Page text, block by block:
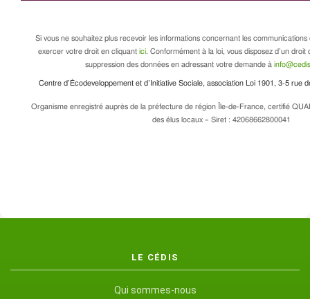
Si vous ne souhaitez plus recevoir les informations concernant les communications
exercer votre droit en cliquant ici. Conformément à la loi, vous disposez d’un droit
suppression des données en adressant votre demande à
Centre d’Écodeveloppement et d’Initiative Sociale, association Loi 1901, 3-5 rue
Organisme enregistré auprès de la préfecture de région Île-de-France, certifié
des élus locaux – Siret : 42068662800041
LE CÉDIS
Qui sommes-nous